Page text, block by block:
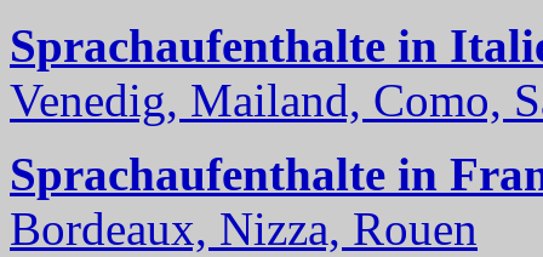
Sprachaufenthalte in
Venedig, Mailand, Como,
Sprachaufenthalte in
Bordeaux, Nizza, Rouen